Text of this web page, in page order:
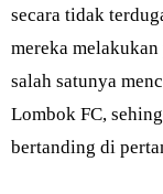
secara tidak
mereka
salah satunya
Lombok FC,
bertanding di